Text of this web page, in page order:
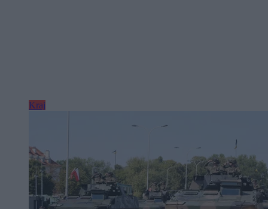
Kraj